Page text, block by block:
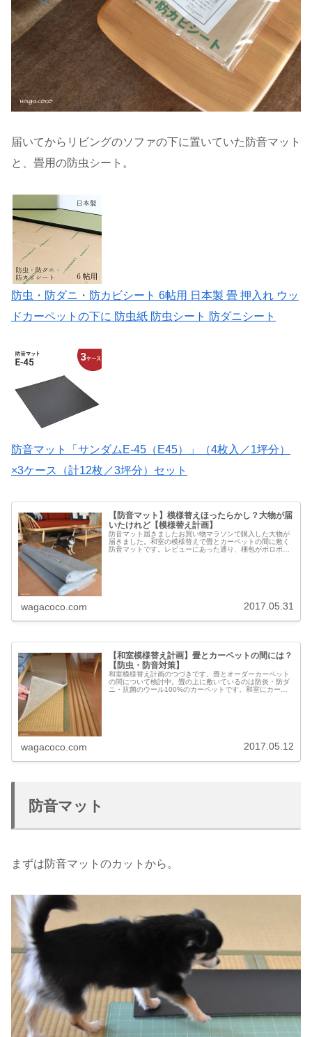
届いてからリビングのソファの下に置いていた防音マット
と、畳用の防虫シート。
防虫・防ダニ・防カビシート 6帖用 日本製 畳 押入れ ウッ
ドカーペットの下に 防虫紙 防虫シート 防ダニシート
防音マット「サンダムE-45（E45）」（4枚入／1坪分）
×3ケース（計12枚／3坪分）セット
【防音マット】模様替えほったらかし？大物が届
いたけれど【模様替え計画】
防音マット届きましたお買い物マラソンで購入した大物が
届きました。和室の模様替えで畳とカーペットの間に敷く
防音マットです。レビューにあった通り、梱包がボロボロ
wagacoco.com 2017.05.31
【和室模様替え計画】畳とカーペットの間には？
【防虫・防音対策】
和室模様替え計画のつづきです。畳とオーダーカーペット
の間について検討中。畳の上に敷いているのは防炎・防ダ
ニ・抗菌のウール100%のカーペットです。和室にカーペ
wagacoco.com 2017.05.12
防音マット
まずは防音マットのカットから。